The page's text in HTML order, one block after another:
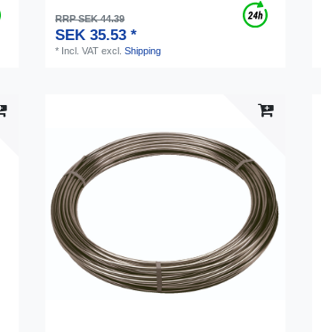
RRP SEK 44.39
SEK 35.53 *
* Incl. VAT excl.Shipping